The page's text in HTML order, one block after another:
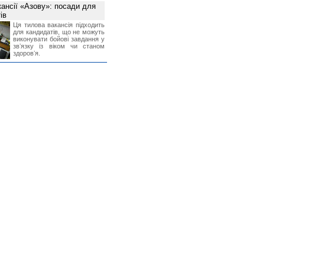
«Азову»: посади для
Ця тилова вакансія підходить
для кандидатів, що не можуть
виконувати бойові завдання у
звʼязку із віком чи станом
здоровʼя.